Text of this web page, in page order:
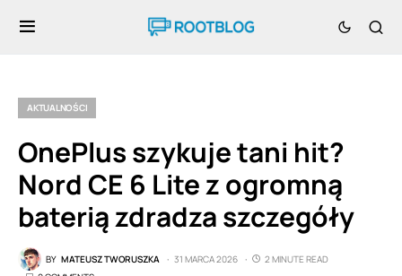
AKTUALNOŚCI
OnePlus szykuje tani hit?
Nord CE 6 Lite z ogromną
baterią zdradza szczegóły
BY MATEUSZ TWORUSZKA 31 MARCA 2026
2 MINUTE READ